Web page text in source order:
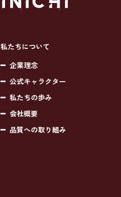
私たちについて
企業理念
公式キャラクター
私たちの歩み
会社概要
品質への取り組み